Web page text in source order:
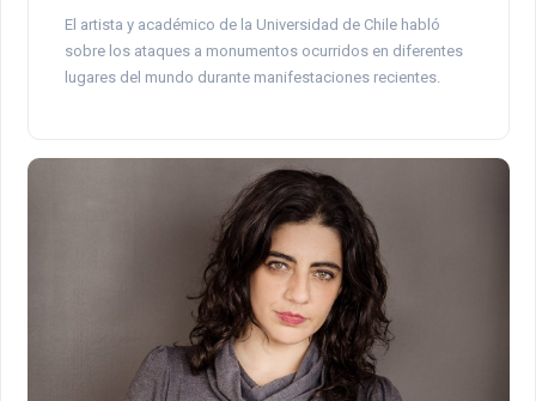
El artista y académico de la Universidad de Chile habló
sobre los ataques a monumentos ocurridos en diferentes
lugares del mundo durante manifestaciones recientes.